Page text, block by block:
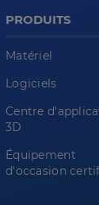
PRODUITS
Matériel
Logiciels
Centre
3D
Équipement
d'occasion